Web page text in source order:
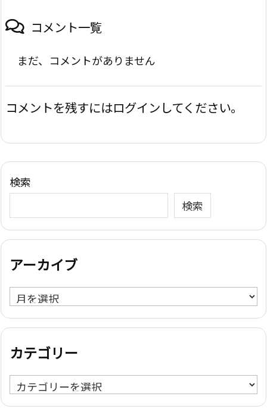
コメント一覧
まだ、コメントがありません
コメントを残すにはログインしてください。
検索
検索
アーカイブ
ア
ー
カ
ブ
カテゴリー
カ
テ